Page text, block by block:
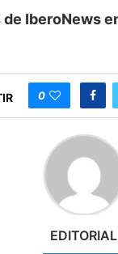
IberoNews
0
EDITORIAL